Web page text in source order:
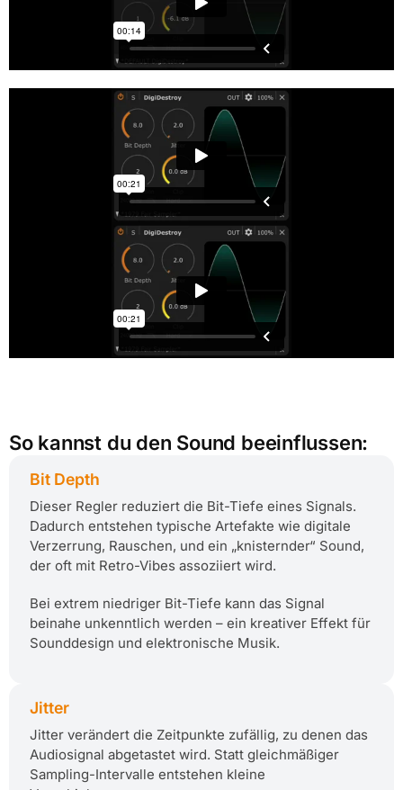
So kannst du den Sound beeinflussen:
Bit Depth
Dieser Regler reduziert die Bit-Tiefe eines Signals.
Dadurch entstehen typische Artefakte wie digitale
Verzerrung, Rauschen, und ein „knisternder“ Sound,
der oft mit Retro-Vibes assoziiert wird.
Bei extrem niedriger Bit-Tiefe kann das Signal
beinahe unkenntlich werden – ein kreativer Effekt für
Sounddesign und elektronische Musik.
Jitter
Jitter verändert die Zeitpunkte zufällig, zu denen das
Audiosignal abgetastet wird. Statt gleichmäßiger
Sampling-Intervalle entstehen kleine